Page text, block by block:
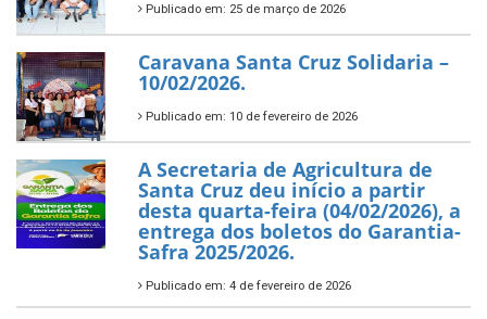
Publicado em: 25 de março de 2026
Caravana Santa Cruz Solidaria –
10/02/2026.
Publicado em: 10 de fevereiro de 2026
A Secretaria de Agricultura de
Santa Cruz deu início a partir
desta quarta-feira (04/02/2026), a
entrega dos boletos do Garantia-
Safra 2025/2026.
Publicado em: 4 de fevereiro de 2026